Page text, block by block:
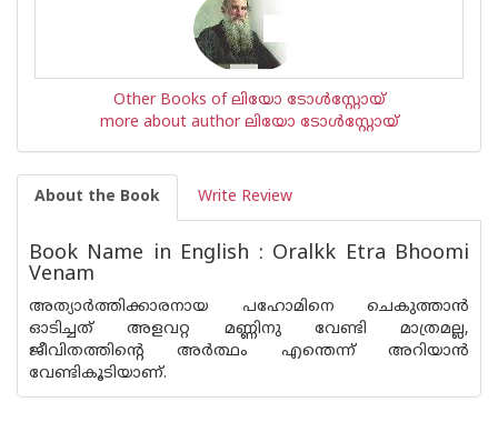
Other Books of ലിയോ ടോള്‍സ്റ്റോയ്
more about author ലിയോ ടോള്‍സ്റ്റോയ്
About the Book Write Review
Book Name in English : Oralkk Etra Bhoomi
Venam
അത്യാര്‍ത്തിക്കാരനായ പഹോമിനെ ചെകുത്താന്‍
ഓടിച്ചത് അളവറ്റ മണ്ണിനു വേണ്ടി മാത്രമല്ല,
ജീവിതത്തിന്റെ അര്‍ത്ഥം എന്തെന്ന് അറിയാന്‍
വേണ്ടികൂടിയാണ്.